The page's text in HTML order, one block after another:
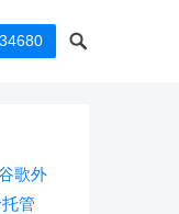
歌外
管